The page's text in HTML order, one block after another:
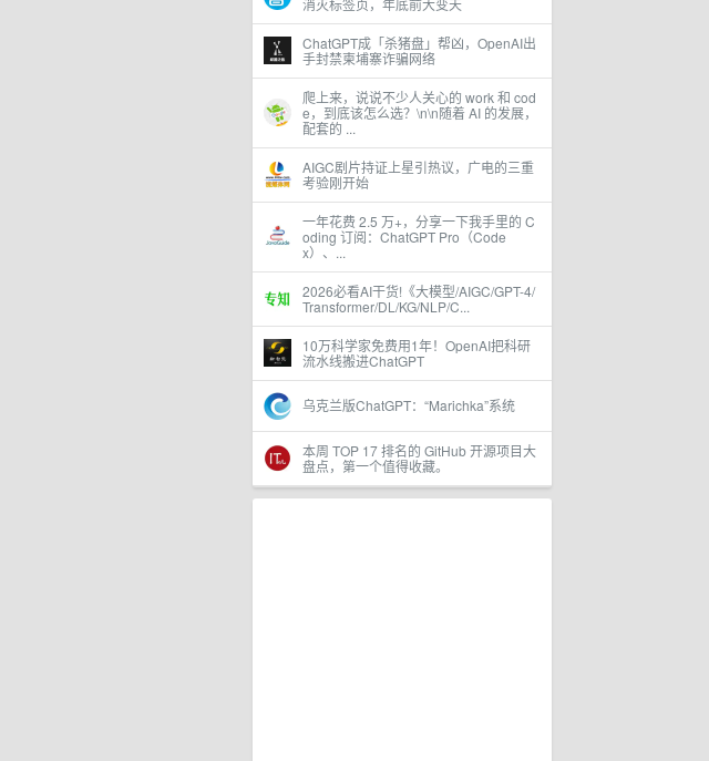
消灭标签页，年底前大变天
ChatGPT成「杀猪盘」帮凶，OpenAI出
手封禁柬埔寨诈骗网络
爬上来，说说不少人关心的 work 和 cod
e，到底该怎么选？\n\n随着 AI 的发展，
配套的 ...
AIGC剧片持证上星引热议，广电的三重
考验刚开始
一年花费 2.5 万+，分享一下我手里的 C
oding 订阅：ChatGPT Pro（Code
x）、...
2026必看AI干货!《大模型/AIGC/GPT-4/
Transformer/DL/KG/NLP/C...
10万科学家免费用1年！OpenAI把科研
流水线搬进ChatGPT
乌克兰版ChatGPT：“Marichka”系统
本周 TOP 17 排名的 GitHub 开源项目大
盘点，第一个值得收藏。